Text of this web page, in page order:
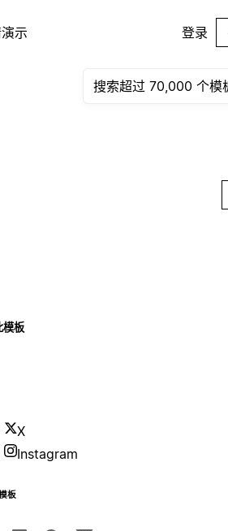
示 登录
模板
X
Instagram
板